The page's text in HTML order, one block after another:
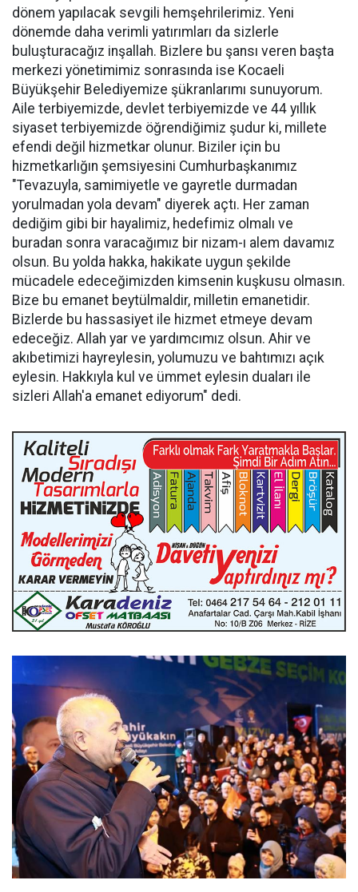
dönem yapılacak sevgili hemşehrilerimiz. Yeni
dönemde daha verimli yatırımları da sizlerle
buluşturacağız inşallah. Bizlere bu şansı veren başta
merkezi yönetimimiz sonrasında ise Kocaeli
Büyükşehir Belediyemize şükranlarımı sunuyorum.
Aile terbiyemizde, devlet terbiyemizde ve 44 yıllık
siyaset terbiyemizde öğrendiğimiz şudur ki, millete
efendi değil hizmetkar olunur. Biziler için bu
hizmetkarlığın şemsiyesini Cumhurbaşkanımız
"Tevazuyla, samimiyetle ve gayretle durmadan
yorulmadan yola devam" diyerek açtı. Her zaman
dediğim gibi bir hayalimiz, hedefimiz olmalı ve
buradan sonra varacağımız bir nizam-ı alem davamız
olsun. Bu yolda hakka, hakikate uygun şekilde
mücadele edeceğimizden kimsenin kuşkusu olmasın.
Bize bu emanet beytülmaldir, milletin emanetidir.
Bizlerde bu hassasiyet ile hizmet etmeye devam
edeceğiz. Allah yar ve yardımcımız olsun. Ahir ve
akıbetimizi hayreylesin, yolumuzu ve bahtımızı açık
eylesin. Hakkıyla kul ve ümmet eylesin duaları ile
sizleri Allah'a emanet ediyorum" dedi.